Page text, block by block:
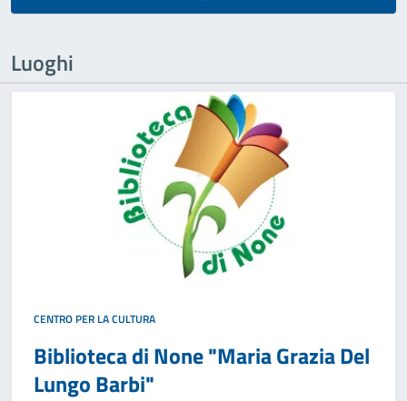
Luoghi
CENTRO PER LA CULTURA
Biblioteca di None "Maria Grazia Del
Lungo Barbi"